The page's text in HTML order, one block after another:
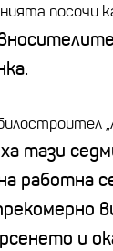
посочи
тази
работна
и